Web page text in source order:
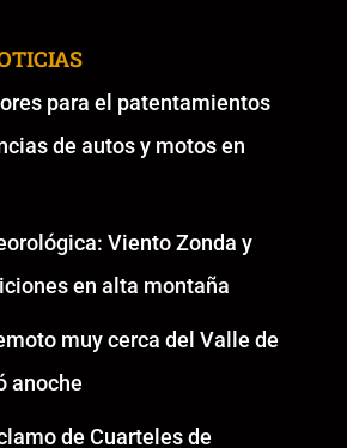
para el patentamientos
de autos y motos en
Viento Zonda y
en alta montaña
muy cerca del Valle de
anoche
de Cuarteles de